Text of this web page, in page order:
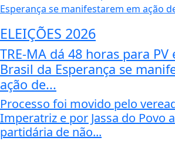
ELEIÇÕES 2026
TRE-MA dá 48 horas para PV
Brasil da Esperança se
ação de...
Processo foi movido pelo
Imperatriz e por Jassa do Povo
partidária de não...